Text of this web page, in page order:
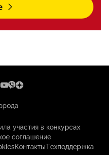
участия в конкурсах
соглашение
КонтактыТехподдержка